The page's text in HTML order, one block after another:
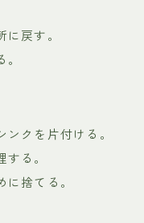
戻す。
クを片付ける。
る。
捨てる。